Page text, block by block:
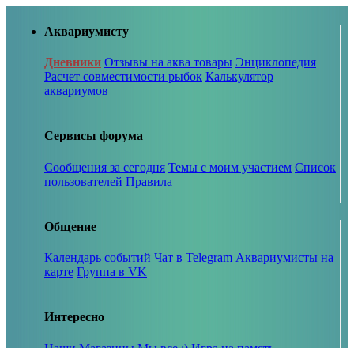
Аквариумисту
Дневники Отзывы на аква товары Энциклопедия
Расчет совместимости рыбок Калькулятор
аквариумов
Сервисы форума
Сообщения за сегодня Темы с моим участием Список
пользователей Правила
Общение
Календарь событий Чат в Telegram Аквариумисты на
карте Группа в VK
Интересно